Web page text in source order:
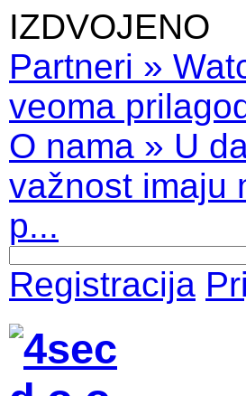
IZDVOJENO
Partneri »
veoma
O nama » U
važnost imaju
p...
Registracija